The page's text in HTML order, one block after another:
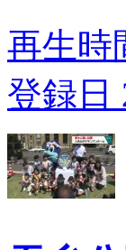
再生時
登録日